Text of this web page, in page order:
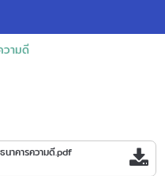
วามดี
าคารความดี.pdf